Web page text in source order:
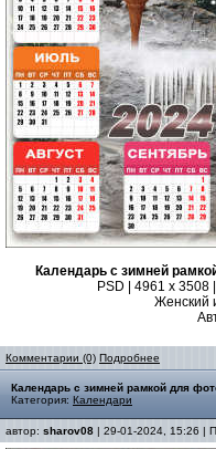
Календарь с зимней
PSD | 4961 х 3508
Женский
Комментарии (0) Подробнее
Календарь с зимней рамкой для
Категория: Календари
автор: sharov08 | 29-01-2024, 15:26 |